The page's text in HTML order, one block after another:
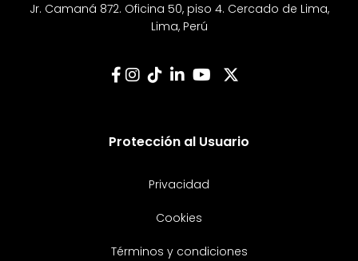
Jr. Camaná 872. Oficina 50, piso 4. Cercado de Lima,
Lima, Perú
Protección al Usuario
Privacidad
Cookies
Términos y condiciones